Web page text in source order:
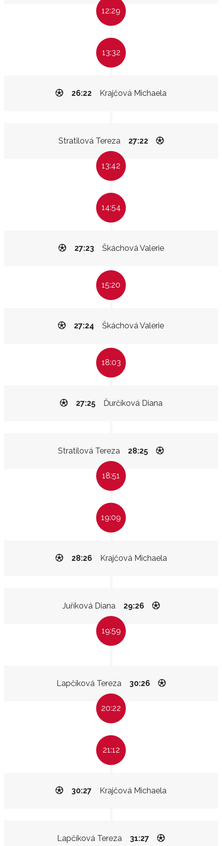
12:29
13:32
Krajčová Michaela
26:22
Stratilová Tereza 27:22
13:42
14:54
Škáchová Valerie
27:23
15:20
Škáchová Valerie
27:24
18:03
Ďurčíková Diana
27:25
Stratilová Tereza 28:25
18:51
19:09
Krajčová Michaela
28:26
Juříková Diana 29:26
19:59
Lapčíková Tereza 30:26
20:22
21:12
Krajčová Michaela
30:27
Lapčíková Tereza 31:27